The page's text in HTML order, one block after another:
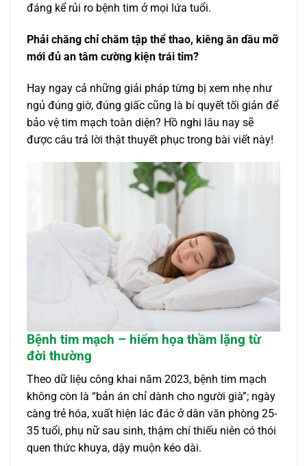
đáng kể rủi ro bệnh tim ở mọi lứa tuổi.
Phải chăng chỉ chăm tập thể thao, kiêng ăn dầu mỡ
mới đủ an tâm cường kiện trái tim?
Hay ngay cả những giải pháp từng bị xem nhẹ như
ngủ đúng giờ, đúng giấc cũng là bí quyết tối giản để
bảo vệ tim mạch toàn diện? Hồ nghi lâu nay sẽ
được câu trả lời thật thuyết phục trong bài viết này!
Bệnh tim mạch – hiểm họa thầm lặng từ
đời thường
Theo dữ liệu công khai năm 2023, bệnh tim mạch
không còn là “bản án chỉ dành cho người già”; ngày
càng trẻ hóa, xuất hiện lác đác ở dân văn phòng 25-
35 tuổi, phụ nữ sau sinh, thậm chí thiếu niên có thói
quen thức khuya, dậy muộn kéo dài.